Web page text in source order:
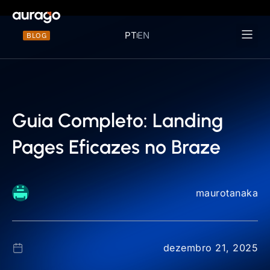
BLOG PTEN
Guia Completo: Landing
Pages Eficazes no Braze
maurotanaka
dezembro 21, 2025